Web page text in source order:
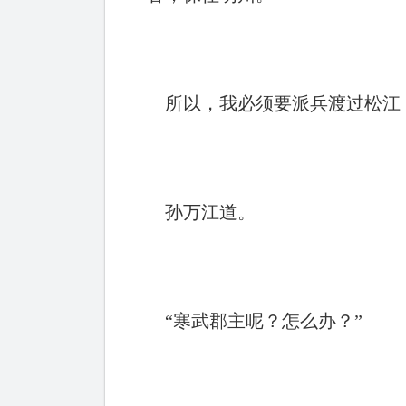
所以，我必须要派兵渡过松江
孙万江道。
“寒武郡主呢？怎么办？”